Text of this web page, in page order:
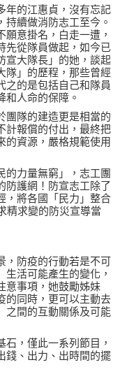
年的江惠貞，沒有忘記
持續做消防志工至今。
願意掛名，白走一遭，
先從隊員做起，如今已
宣大隊長」的她，談起
隊」的歷程，那些曾經
之的是包括自己和隊員
人命的保障。
團隊的建造更是相當的
計報償的付出，最終把
的資源，嚴格規範使用
的力量無窮」，志工團
防護網！防宣志工除了
，將各國「民力」整合
精求變的防災宣導當
，防疫的行動若是不可
活可能產生的變化，
意事項，她鼓勵姊妹
的同時，更可以主動去
之間的互動關係及可能
石，僅此一系列節目，
錢、出力、出時間的擺